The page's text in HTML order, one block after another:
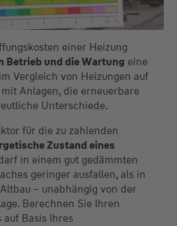
einer Heizung
Betrieb und die Wartung eine
Vergleich von Heizungen auf
Anlagen, die erneuerbare
Unterschiede.
für die zu zahlenden
Zustand eines
in einem gut gedämmten
geringer ausfallen, als in
– unabhängig von der
Berechnen Sie Ihren
Basis Ihres